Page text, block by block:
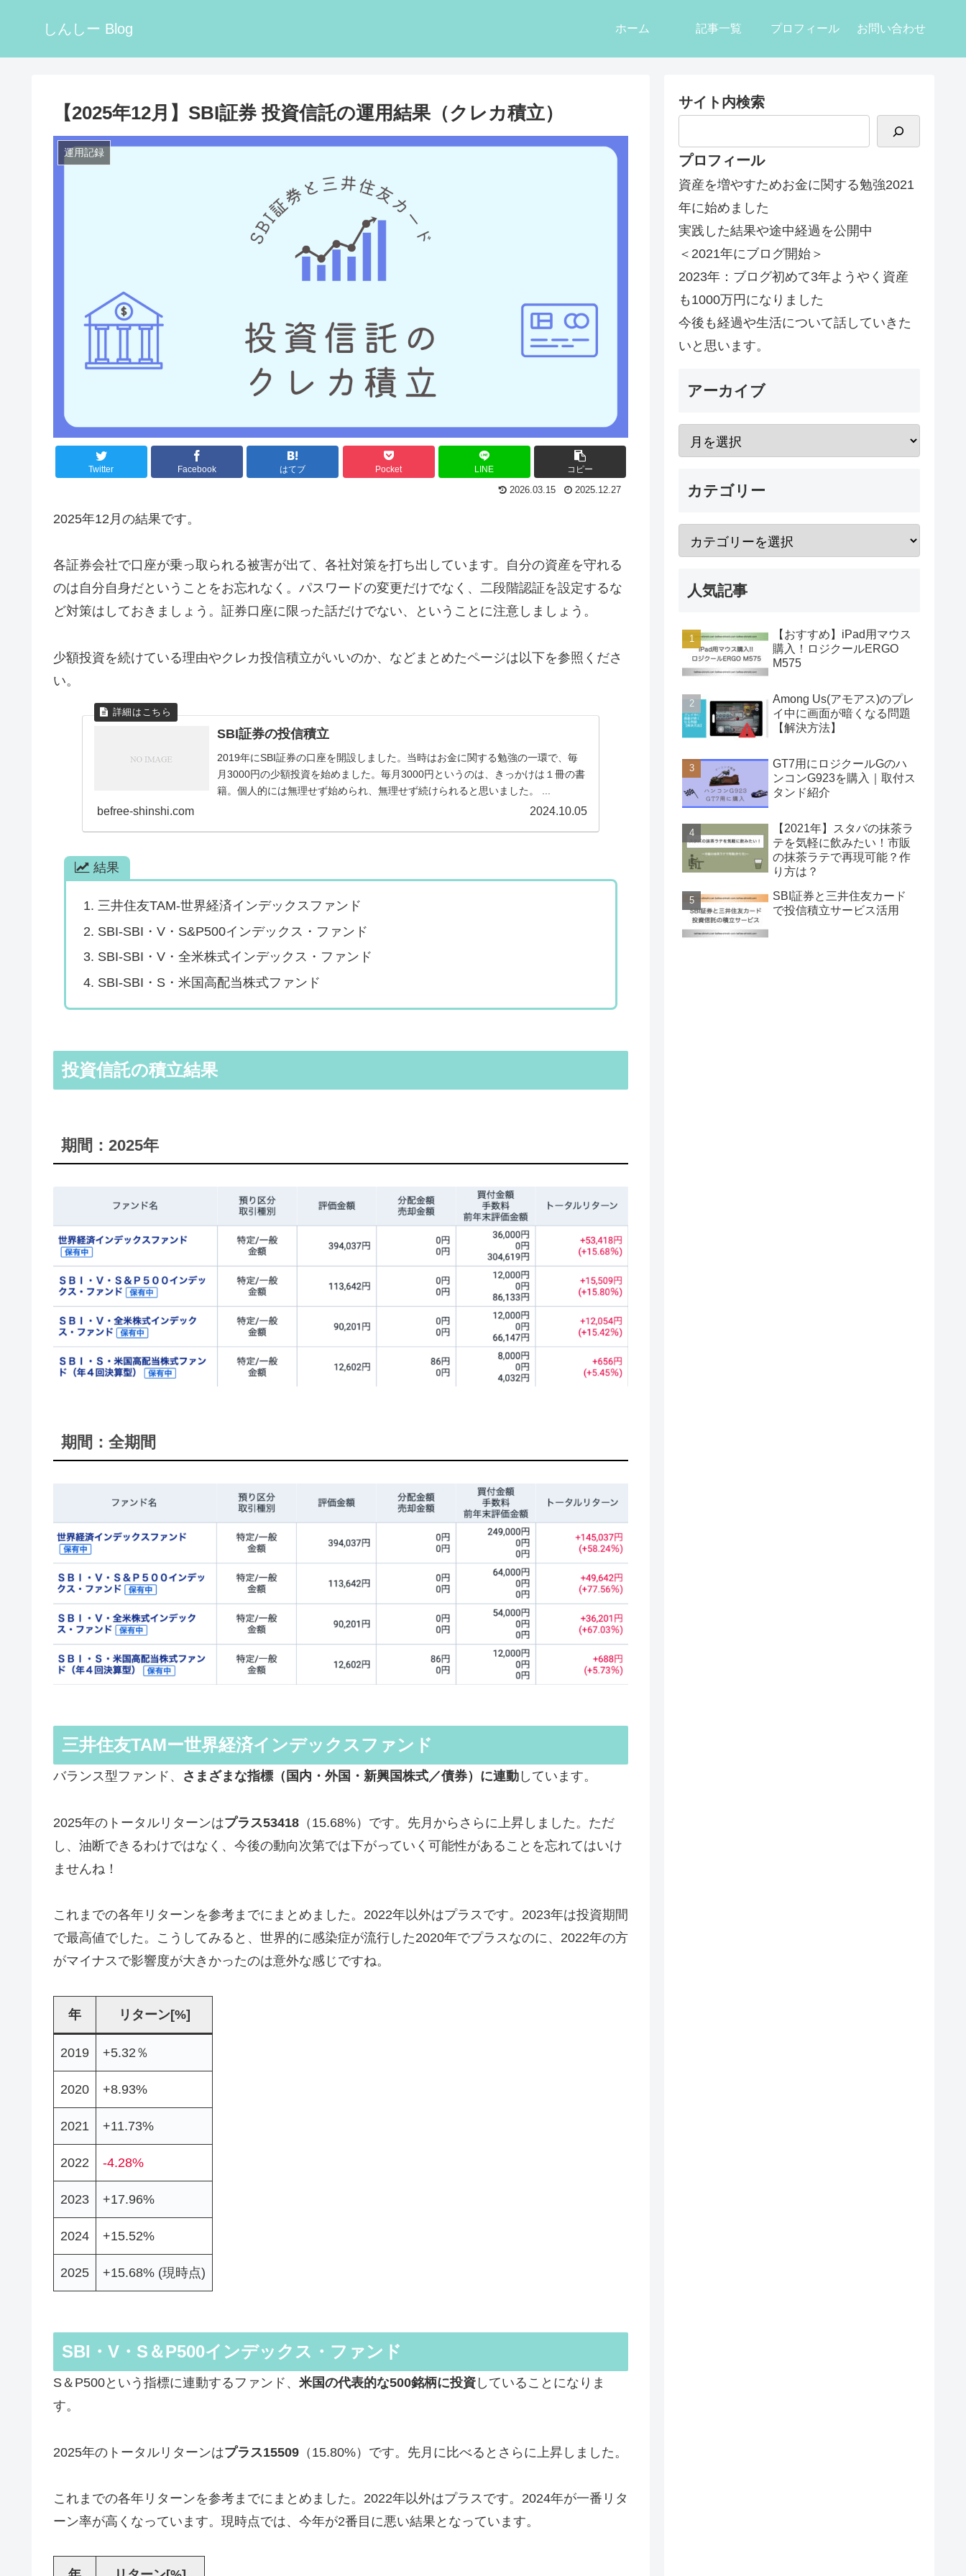
しんしー Blog ホーム 記事一覧 プロフィール お問い合わせ
【2025年12月】SBI証券 投資信託の運用結果（クレカ積立）
運用記録
Twitter Facebook はてブ Pocket LINE コピー
2026.03.15 2025.12.27
2025年12月の結果です。
各証券会社で口座が乗っ取られる被害が出て、各社対策を打ち出しています。自分の資産を守れる
のは自分自身だということをお忘れなく。パスワードの変更だけでなく、二段階認証を設定するな
ど対策はしておきましょう。証券口座に限った話だけでない、ということに注意しましょう。
少額投資を続けている理由やクレカ投信積立がいいのか、などまとめたページは以下を参照くださ
い。
SBI証券の投信積立
2019年にSBI証券の口座を開設しました。当時はお金に関する勉強の一環で、毎
月3000円の少額投資を始めました。毎月3000円というのは、きっかけは１冊の書
籍。個人的には無理せず始められ、無理せず続けられると思いました。 ...
befree-shinshi.com 2024.10.05
結果
三井住友TAM-世界経済インデックスファンド
SBI-SBI・V・S&P500インデックス・ファンド
SBI-SBI・V・全米株式インデックス・ファンド
SBI-SBI・S・米国高配当株式ファンド
投資信託の積立結果
期間：2025年
期間：全期間
三井住友TAMー世界経済インデックスファンド
バランス型ファンド、 さまざまな指標（国内・外国・新興国株式／債券）に連動 しています。
2025年のトータルリターンはプラス53418 （15.68%）です。先月からさらに上昇しました。ただ
し、油断できるわけではなく、今後の動向次第では下がっていく可能性があることを忘れてはいけ
ませんね！
これまでの各年リターンを参考までにまとめました。2022年以外はプラスです。2023年は投資期間
で最高値でした。こうしてみると、世界的に感染症が流行した2020年でプラスなのに、2022年の方
がマイナスで影響度が大きかったのは意外な感じですね。
年 リターン[%]
2019 +5.32％
2020 +8.93%
2021 +11.73%
2022 -4.28%
2023 +17.96%
2024 +15.52%
2025 +15.68% (現時点)
SBI・V・S＆P500インデックス・ファンド
S＆P500という指標に連動するファンド、 米国の代表的な500銘柄に投資 していることになりま
す。
2025年のトータルリターンはプラス15509 （15.80%）です。先月に比べるとさらに上昇しました。
これまでの各年リターンを参考までにまとめました。2022年以外はプラスです。2024年が一番リタ
ーン率が高くなっています。現時点では、今年が2番目に悪い結果となっています。
サイト内検索
プロフィール
資産を増やすためお金に関する勉強2021
年に始めました
実践した結果や途中経過を公開中
＜2021年にブログ開始＞
2023年：ブログ初めて3年ようやく資産
も1000万円になりました
今後も経過や生活について話していきた
いと思います。
アーカイブ
カテゴリー
人気記事
【おすすめ】iPad用マウス
購入！ロジクールERGO
M575
Among Us(アモアス)のプレ
イ中に画面が暗くなる問題
【解決方法】
GT7用にロジクールGのハ
ンコンG923を購入｜取付ス
タンド紹介
【2021年】スタバの抹茶ラ
テを気軽に飲みたい！市販
の抹茶ラテで再現可能？作
り方は？
SBI証券と三井住友カード
で投信積立サービス活用